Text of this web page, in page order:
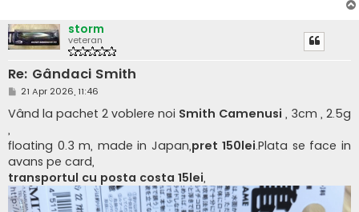
storm
veteran
Re: Gândaci Smith
M
s
a
21 Apr 2026, 11:46
Vând la pachet 2 voblere noi Smith Camenusi , 3cm , 2.5g
,
floating 0.3 m, made in Japan,pret 150lei.Plata se face in
avans pe card,
transportul cu posta costa 15lei,